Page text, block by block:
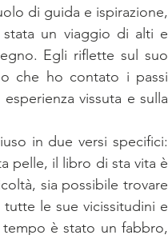
di guida e ispirazione,
stata un viaggio di alti e
Egli riflette sul suo
che ho contato i passi
vissuta e sulla
in due versi specifici:
pelle, il libro di sta vita è
sia possibile trovare
le sue vicissitudini e
è stato un fabbro,